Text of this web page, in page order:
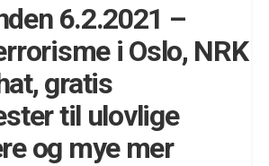
6.2.2021 –
i Oslo, NRK
gratis
til ulovlige
og mye mer